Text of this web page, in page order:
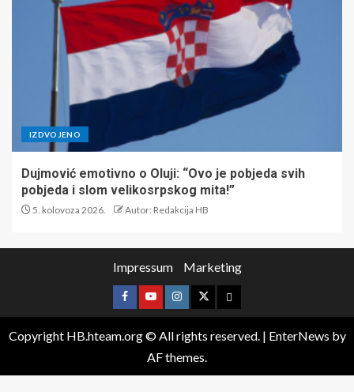
IZDVOJENO
Dujmović emotivno o Oluji: “Ovo je pobjeda svih
pobjeda i slom velikosrpskog mita!”
5. kolovoza 2026. Autor: Redakcija HB
Impressum Marketing
Copyright HB.hteam.org © All rights reserved. | EnterNews by
AF themes.